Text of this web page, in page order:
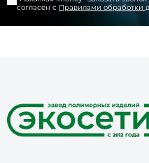
согласен с Правилами обработки